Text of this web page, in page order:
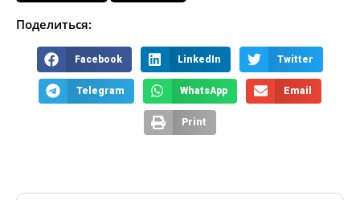
Поделиться:
Facebook LinkedIn Twitter
Telegram WhatsApp Email
Print